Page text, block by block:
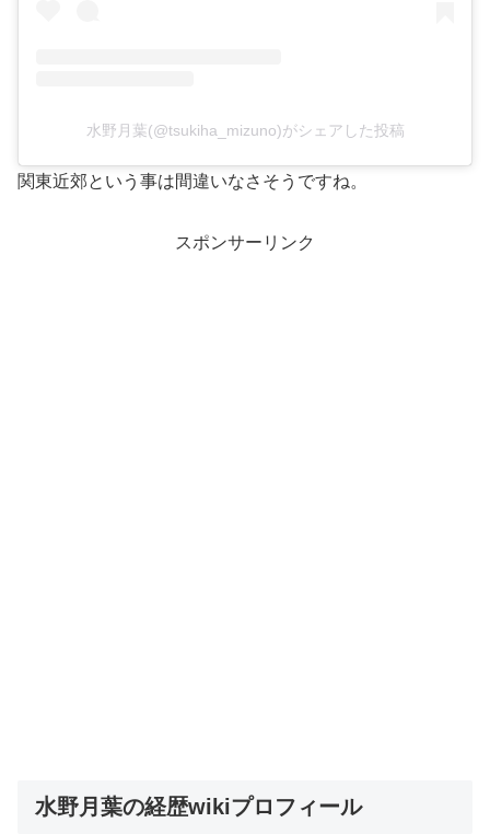
水野月葉(@tsukiha_mizuno)がシェアした投稿
関東近郊という事は間違いなさそうですね。
スポンサーリンク
水野月葉の経歴wikiプロフィール